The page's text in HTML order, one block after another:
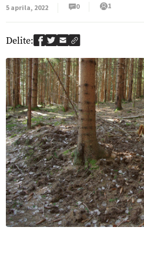
5 aprila, 2022
0 1
Delite: